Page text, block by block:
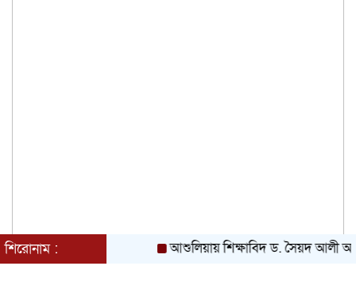
শিরোনাম : আশুলিয়ায় শিক্ষাবিদ ড. সৈয়দ আলী আশরাফের